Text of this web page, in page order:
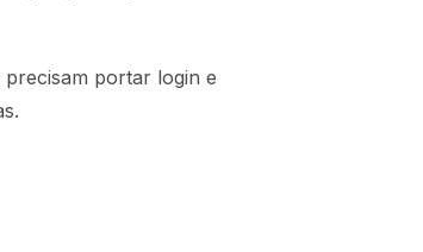
precisam portar login e